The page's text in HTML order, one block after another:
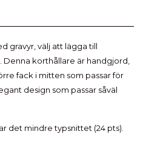
gravyr, välj att lägga till
korthållare är handgjord,
fack i mitten som passar för
design som passar såväl
det mindre typsnittet (24 pts).